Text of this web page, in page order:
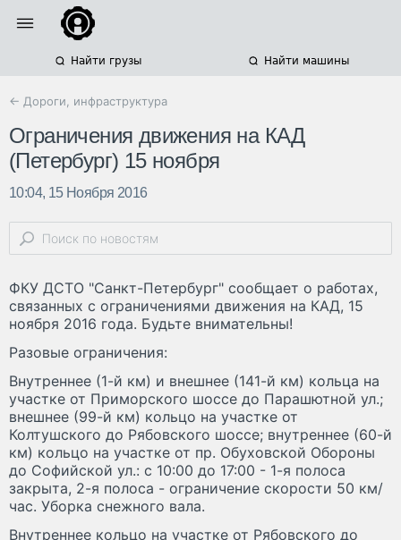
Найти грузы Найти машины
← Дороги, инфраструктура
Ограничения движения на КАД
(Петербург) 15 ноября
10:04, 15 Ноября 2016
ФКУ ДСТО "Санкт-Петербург" сообщает о работах,
связанных с ограничениями движения на КАД, 15
ноября 2016 года. Будьте внимательны!
Разовые ограничения:
Внутреннее (1-й км) и внешнее (141-й км) кольца на
участке от Приморского шоссе до Парашютной ул.;
внешнее (99-й км) кольцо на участке от
Колтушского до Рябовского шоссе; внутреннее (60-й
км) кольцо на участке от пр. Обуховской Обороны
до Софийской ул.: с 10:00 до 17:00 - 1-я полоса
закрыта, 2-я полоса - ограничение скорости 50 км/
час. Уборка снежного вала.
Внутреннее кольцо на участке от Рябовского до